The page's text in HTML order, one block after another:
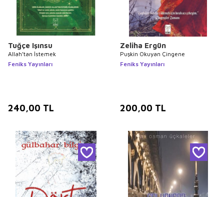
Tuğçe Işınsu
Allah’tan İstemek
Feniks Yayınları
240,00 TL
Zeliha Ergün
Puşkin Okuyan Çingene
Feniks Yayınları
200,00 TL